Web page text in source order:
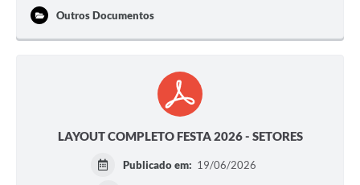
Outros Documentos
LAYOUT COMPLETO FESTA 2026 - SETORES
Publicado em: 19/06/2026